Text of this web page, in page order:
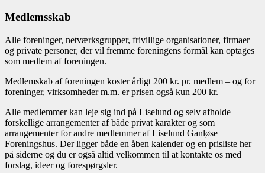
Medlemsskab
Alle foreninger, netværksgrupper, frivillige organisationer, firmaer
og private personer, der vil fremme foreningens formål kan optages
som medlem af foreningen.
Medlemskab af foreningen koster årligt 200 kr. pr. medlem – og for
foreninger, virksomheder m.m. er prisen også kun 200 kr.
Alle medlemmer kan leje sig ind på Liselund og selv afholde
forskellige arrangementer af både privat karakter og som
arrangementer for andre medlemmer af Liselund Ganløse
Foreningshus. Der ligger både en åben kalender og en prisliste her
på siderne og du er også altid velkommen til at kontakte os med
forslag, ideer og forespørgsler.